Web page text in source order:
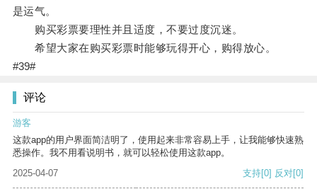
是运气。
购买彩票要理性并且适度，不要过度沉迷。
希望大家在购买彩票时能够玩得开心，购得放心。
#39#
评论
游客
这款app的用户界面简洁明了，使用起来非常容易上手，让我能够快速熟
悉操作。我不用看说明书，就可以轻松使用这款app。
2025-04-07
支持[0] 反对[0]